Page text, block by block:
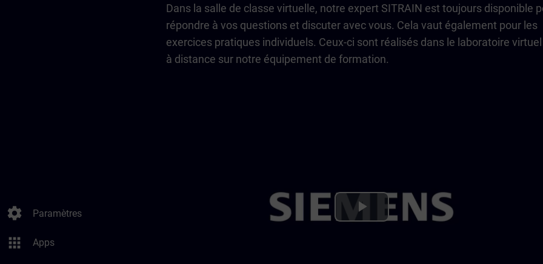
settings Paramètres
apps Apps
Dans la salle de classe virtuelle, notre expert SITRAIN est toujours disponible
répondre à vos questions et discuter avec vous. Cela vaut également pour les
exercices pratiques individuels. Ceux-ci sont réalisés dans le laboratoire
à distance sur notre équipement de formation.
Play